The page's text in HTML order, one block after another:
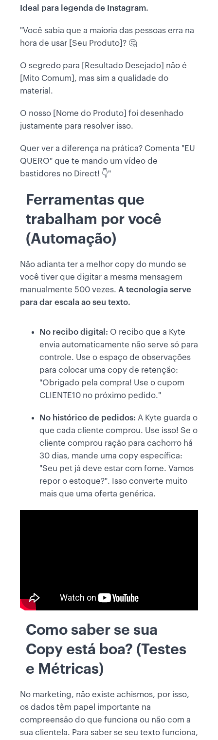
Ideal para legenda de Instagram.
"Você sabia que a maioria das pessoas erra na
hora de usar [Seu Produto]? 🤔
O segredo para [Resultado Desejado] não é
[Mito Comum], mas sim a qualidade do
material.
O nosso [Nome do Produto] foi desenhado
justamente para resolver isso.
Quer ver a diferença na prática? Comenta "EU
QUERO" que te mando um vídeo de
bastidores no Direct! 👇"
Ferramentas que
trabalham por você
(Automação)
Não adianta ter a melhor copy do mundo se
você tiver que digitar a mesma mensagem
manualmente 500 vezes. A tecnologia serve
para dar escala ao seu texto.
No recibo digital: O recibo que a Kyte
envia automaticamente não serve só para
controle. Use o espaço de observações
para colocar uma copy de retenção:
"Obrigado pela compra! Use o cupom
CLIENTE10 no próximo pedido."
No histórico de pedidos: A Kyte guarda o
que cada cliente comprou. Use isso! Se o
cliente comprou ração para cachorro há
30 dias, mande uma copy específica:
"Seu pet já deve estar com fome. Vamos
repor o estoque?". Isso converte muito
mais que uma oferta genérica.
Como saber se sua
Copy está boa? (Testes
e Métricas)
No marketing, não existe achismos, por isso,
os dados têm papel importante na
compreensão do que funciona ou não com a
sua clientela. Para saber se seu texto funciona,